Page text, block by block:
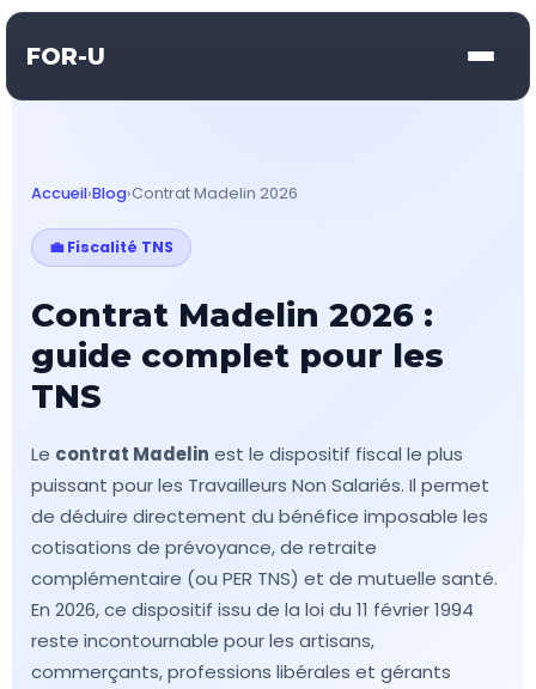
FOR-U
Accueil›Blog›Contrat Madelin 2026
💼 Fiscalité TNS
Contrat Madelin 2026 :
guide complet pour les
TNS
Le contrat Madelin est le dispositif fiscal le plus
puissant pour les Travailleurs Non Salariés. Il permet
de déduire directement du bénéfice imposable les
cotisations de prévoyance, de retraite
complémentaire (ou PER TNS) et de mutuelle santé.
En 2026, ce dispositif issu de la loi du 11 février 1994
reste incontournable pour les artisans,
commerçants, professions libérales et gérants